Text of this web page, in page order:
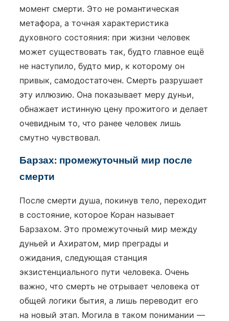
момент смерти. Это не романтическая
метафора, а точная характеристика
духовного состояния: при жизни человек
может существовать так, будто главное ещё
не наступило, будто мир, к которому он
привык, самодостаточен. Смерть разрушает
эту иллюзию. Она показывает меру дуньи,
обнажает истинную цену прожитого и делает
очевидным то, что ранее человек лишь
смутно чувствовал.
Барзах: промежуточный мир после
смерти
После смерти душа, покинув тело, переходит
в состояние, которое Коран называет
Барзахом. Это промежуточный мир между
дуньей и Ахиратом, мир преграды и
ожидания, следующая станция
экзистенциального пути человека. Очень
важно, что смерть не отрывает человека от
общей логики бытия, а лишь переводит его
на новый этап. Могила в таком понимании —